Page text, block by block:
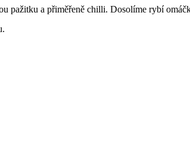
pažitku a přiměřeně chilli. Dosolíme rybí